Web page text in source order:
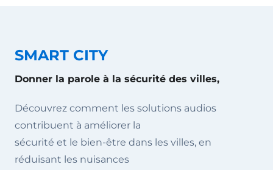
SMART CITY
Donner la parole à la sécurité des villes,
Découvrez comment les solutions audios
contribuent à améliorer la
sécurité et le bien-être dans les villes, en
réduisant les nuisances